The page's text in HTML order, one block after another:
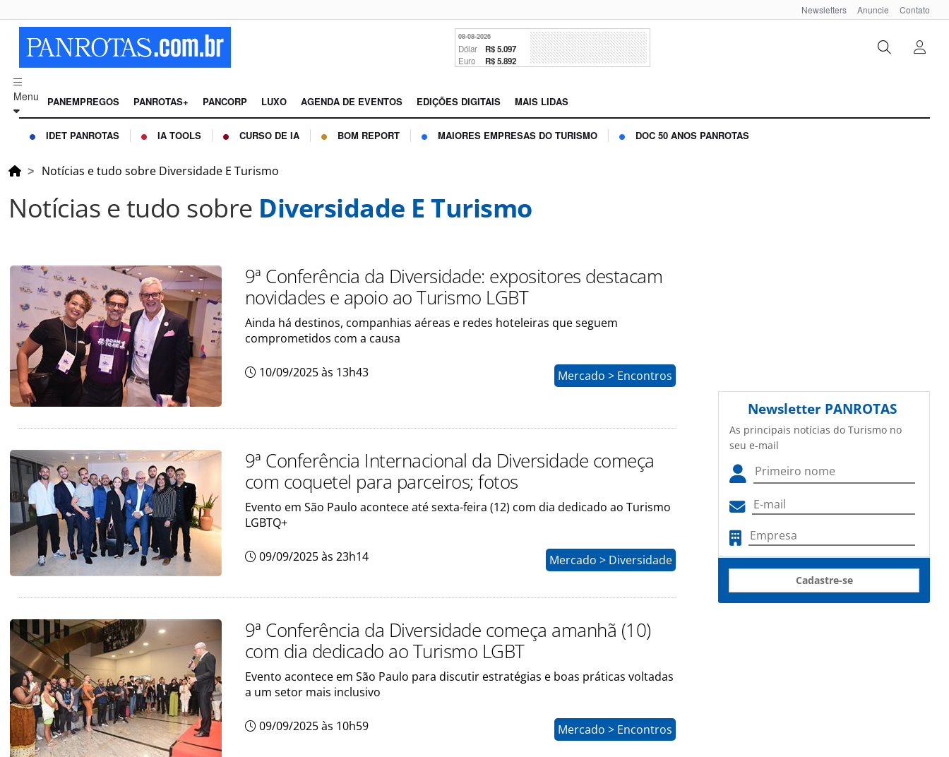
Newsletters Anuncie Contato
08-08-2026
Dólar R$ 5.097
Euro R$ 5.892
Menu PANEMPREGOS PANROTAS+ PANCORP LUXO AGENDA DE EVENTOS EDIÇÕES DIGITAIS MAIS LIDAS
IDET PANROTAS IA TOOLS CURSO DE IA BOM REPORT MAIORES EMPRESAS DO TURISMO DOC 50 ANOS PANROTAS
Notícias e tudo sobre Diversidade E Turismo
Notícias e tudo sobre Diversidade E Turismo
9ª Conferência da Diversidade: expositores destacam
novidades e apoio ao Turismo LGBT
Ainda há destinos, companhias aéreas e redes hoteleiras que seguem
comprometidos com a causa
10/09/2025 às 13h43 Mercado > Encontros
9ª Conferência Internacional da Diversidade começa
com coquetel para parceiros; fotos
Evento em São Paulo acontece até sexta-feira (12) com dia dedicado ao Turismo
LGBTQ+
09/09/2025 às 23h14 Mercado > Diversidade
9ª Conferência da Diversidade começa amanhã (10)
com dia dedicado ao Turismo LGBT
Evento acontece em São Paulo para discutir estratégias e boas práticas voltadas
a um setor mais inclusivo
09/09/2025 às 10h59 Mercado > Encontros
Newsletter PANROTAS
As principais notícias do Turismo no
seu e-mail
Cadastre-se